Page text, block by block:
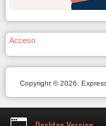
Acceso
Copyright © 2026.